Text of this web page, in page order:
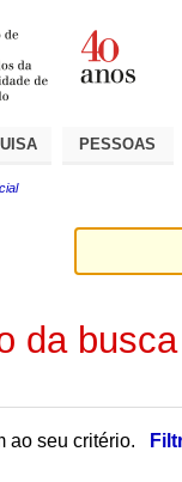
PESSOAS
da busca
ao seu critério.